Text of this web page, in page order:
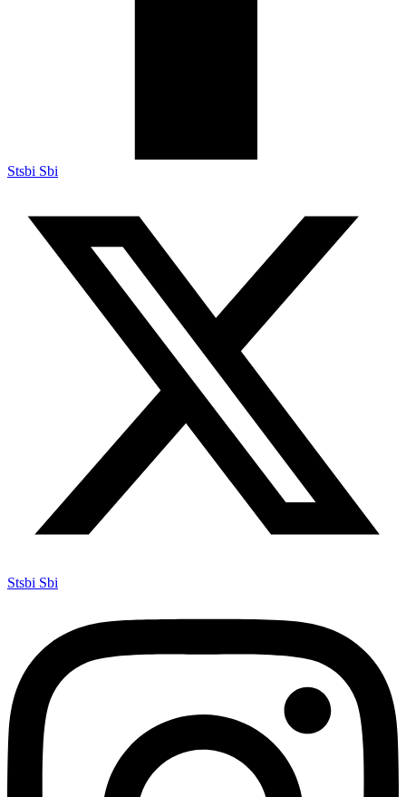
Stsbi Sbi
Stsbi Sbi